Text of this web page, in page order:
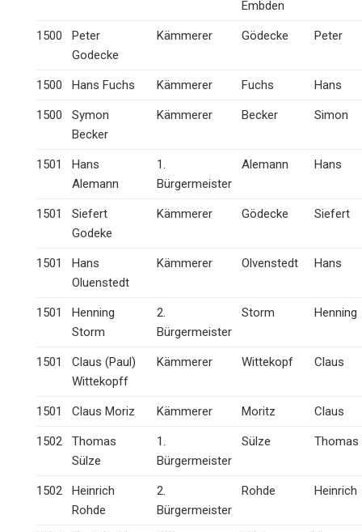
Embden
1500
Peter
Godecke
Kämmerer Gödecke Peter
1500 Hans Fuchs Kämmerer Fuchs Hans
1500
Symon
Becker
Kämmerer Becker Simon
1501
Hans
Alemann
1.
Bürgermeister
Alemann Hans
1501
Siefert
Godeke
Kämmerer Gödecke Siefert
1501
Hans
Oluenstedt
Kämmerer Olvenstedt Hans
1501
Henning
Storm
2.
Bürgermeister
Storm Henning
1501
Claus (Paul)
Wittekopff
Kämmerer Wittekopf Claus
1501 Claus Moriz Kämmerer Moritz Claus
1502
Thomas
Sülze
1.
Bürgermeister
Sülze Thomas
1502
Heinrich
Rohde
2.
Bürgermeister
Rohde Heinrich